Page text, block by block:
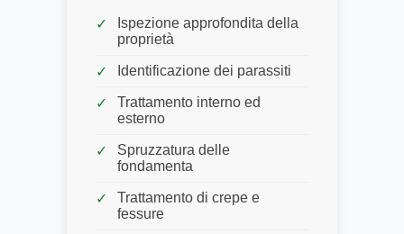
Ispezione approfondita della
proprietà
Identificazione dei parassiti
Trattamento interno ed
esterno
Spruzzatura delle
fondamenta
Trattamento di crepe e
fessure